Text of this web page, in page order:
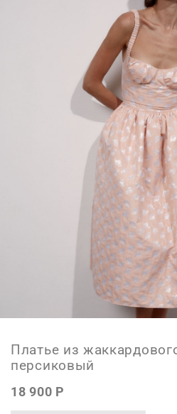
Платье из
персиковый
18 900 Р